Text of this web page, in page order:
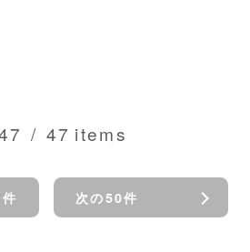
/ 47 items
次の50件